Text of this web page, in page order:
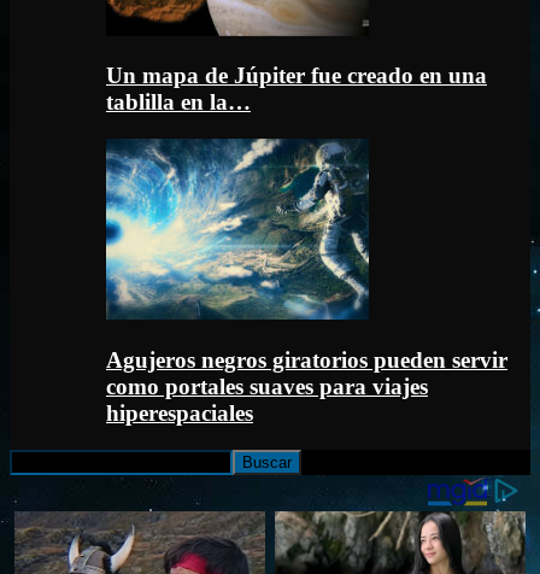
Un mapa de Júpiter fue creado en una
tablilla en la…
Agujeros negros giratorios pueden servir
como portales suaves para viajes
hiperespaciales